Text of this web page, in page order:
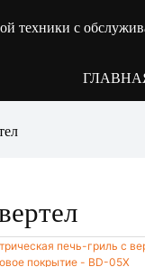
техники с